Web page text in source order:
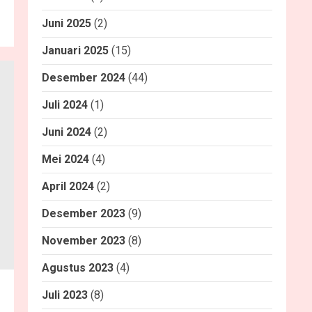
Juni 2025 (2)
Januari 2025 (15)
Desember 2024 (44)
Juli 2024 (1)
Juni 2024 (2)
Mei 2024 (4)
April 2024 (2)
Desember 2023 (9)
November 2023 (8)
Agustus 2023 (4)
Juli 2023 (8)